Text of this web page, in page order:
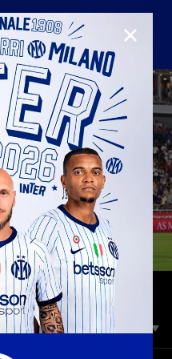
l’Inter riesce a ribaltare la